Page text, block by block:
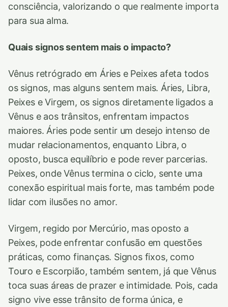
consciência, valorizando o que realmente importa
para sua alma.
Quais signos sentem mais o impacto?
Vênus retrógrado em Áries e Peixes afeta todos
os signos, mas alguns sentem mais. Áries, Libra,
Peixes e Virgem, os signos diretamente ligados a
Vênus e aos trânsitos, enfrentam impactos
maiores. Áries pode sentir um desejo intenso de
mudar relacionamentos, enquanto Libra, o
oposto, busca equilíbrio e pode rever parcerias.
Peixes, onde Vênus termina o ciclo, sente uma
conexão espiritual mais forte, mas também pode
lidar com ilusões no amor.
Virgem, regido por Mercúrio, mas oposto a
Peixes, pode enfrentar confusão em questões
práticas, como finanças. Signos fixos, como
Touro e Escorpião, também sentem, já que Vênus
toca suas áreas de prazer e intimidade. Pois, cada
signo vive esse trânsito de forma única, e